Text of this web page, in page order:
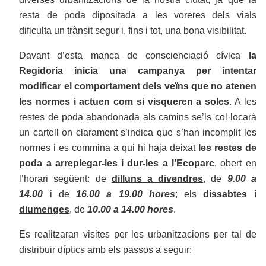
resta de poda dipositada a les voreres dels vials
dificulta un trànsit segur i, fins i tot, una bona visibilitat.
Davant d’esta manca de conscienciació cívica
la
Regidoria inicia una campanya per intentar
modificar el comportament dels veïns que no atenen
les normes i actuen com si visqueren a soles. A les
restes de poda abandonada als camins se’ls col·locarà
un cartell on clarament s’indica que s’han incomplit les
normes i es commina a qui hi haja deixat les restes de
poda a arreplegar-les i dur-les a l’Ecoparc, obert en
l’horari següent: de dilluns a divendres, de 9.00 a
14.00 i de16.00 a 19.00 hores; elsdissabtes i
diumenges, de10.00 a 14.00 hores.
Es realitzaran visites per les urbanitzacions per tal de
distribuir díptics amb els passos a seguir: